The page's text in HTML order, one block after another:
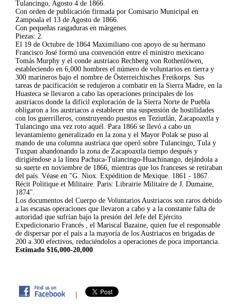
Tulancingo, Agosto 4 de 1866.
Con orden de publicación firmada por Comisario Municipal en
Zampoala el 13 de Agosto de 1866.
Con pequeñas rasgaduras en márgenes.
Piezas: 2.
El 19 de Octubre de 1864 Maximiliano con apoyo de su hermano
Francisco José formó una convención entre el ministro mexicano
Tomás Murphy y el conde austriaco Rechberg von Rothenlöwen,
estableciendo en 6,000 hombres el número de voluntarios en tierra y
300 marineros bajo el nombre de Österreichisches Freikorps. Sus
tareas de pacificación se redujeron a combatir en la Sierra Madre, en la
Huasteca se llevaron a cabo las operaciones principales de los
austriacos donde la difícil exploración de la Sierra Norte de Puebla
obligaron a los austriacos a establecer una suspensión de hostilidades
con los guerrilleros, construyendo puestos en Teziutlán, Zacapoaxtla y
Tulancingo una vez roto aquél. Para 1866 se llevó a cabo un
levantamiento generalizado en la zona y el Mayor Polak se puso al
mando de una columna austriaca que operó sobre Tulancingo, Tula y
Tuxpan abandonando la zona de Zacapoaxtla tiempo después y
dirigiéndose a la línea Pachuca-Tulancingo-Huachinango, dejándola a
su suerte en noviembre de 1866, mientras que los franceses se retiraban
del país. Véase en "G. Niox. Expédition de Mexique. 1861 - 1867.
Récit Politique et Militaire. Paris: Librairie Militaire de J. Dumaine,
1874".
Los documentos del Cuerpo de Voluntarios Austriacos son raros debido
a las escasas operaciones que llevaron a cabo y a la constante falta de
autoridad que sufrían bajo la presión del Jefe del Ejército
Expedicionario Francés , el Mariscal Bazaine, quien fue el responsable
de dispersar por el país a la mayoría de los Austriacos en brigadas de
200 a 300 efectivos, reduciéndolos a operaciones de poca importancia.
Estimado $16,000-20,000
|